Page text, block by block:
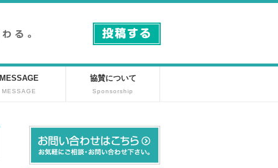
MESSAGE
MESSAGE
協賛について
Sponsorship